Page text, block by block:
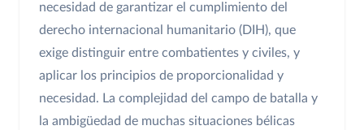
necesidad de garantizar el cumplimiento del
derecho internacional humanitario (DIH), que
exige distinguir entre combatientes y civiles, y
aplicar los principios de proporcionalidad y
necesidad. La complejidad del campo de batalla y
la ambigüedad de muchas situaciones bélicas